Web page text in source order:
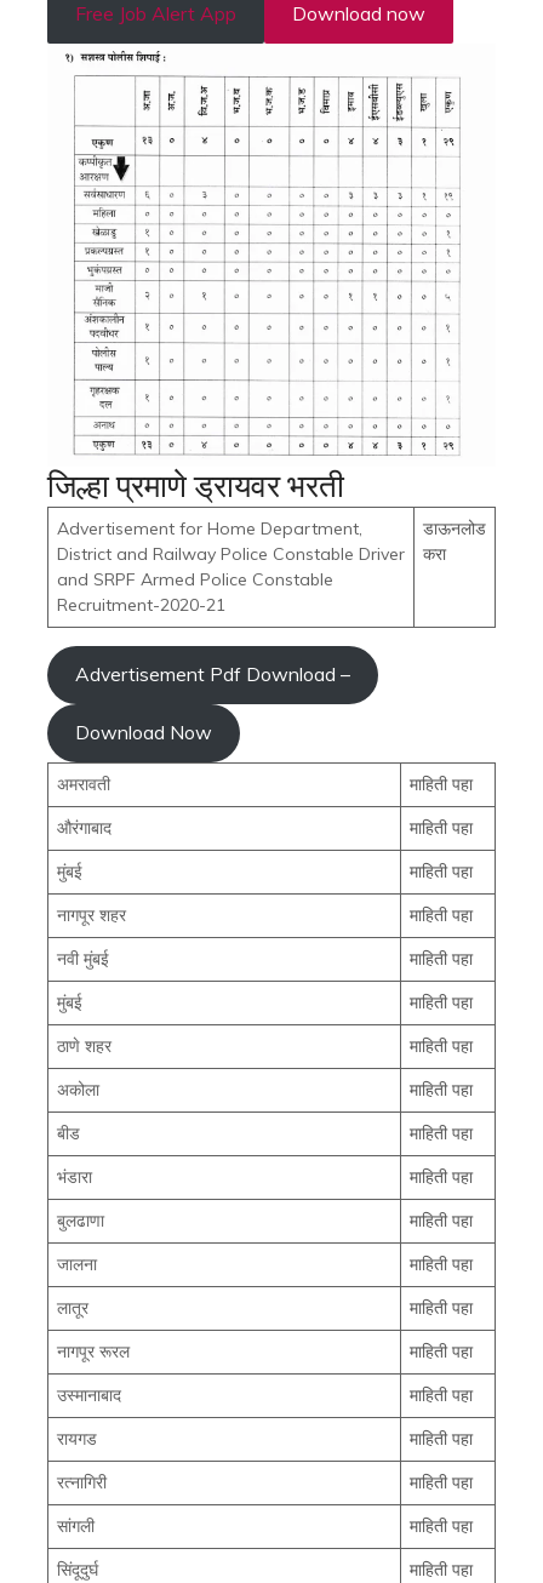
Free Job Alert App Download now
जिल्हा प्रमाणे ड्रायवर भरती
Advertisement for Home Department,
District and Railway Police Constable Driver
and SRPF Armed Police Constable
Recruitment-2020-21
डाऊनलोड
करा
Advertisement Pdf Download –
Download Now
अमरावती
माहिती पहा
औरंगाबाद
माहिती पहा
मुंबई
माहिती पहा
नागपूर शहर
माहिती पहा
नवी मुंबई
माहिती पहा
मुंबई
माहिती पहा
ठाणे शहर
माहिती पहा
अकोला
माहिती पहा
बीड
माहिती पहा
भंडारा
माहिती पहा
बुलढाणा
माहिती पहा
जालना
माहिती पहा
लातूर
माहिती पहा
नागपूर रूरल
माहिती पहा
उस्मानाबाद
माहिती पहा
रायगड
माहिती पहा
रत्नागिरी
माहिती पहा
सांगली
माहिती पहा
सिंदूदुर्घ
माहिती पहा